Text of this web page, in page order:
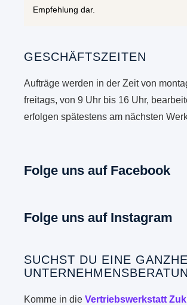
Empfehlung dar.
GESCHÄFTSZEITEN
Aufträge werden in der Zeit von
freitags, von 9 Uhr bis 16 Uhr,
erfolgen spätestens am nächsten
Folge uns auf Facebook
Folge uns auf Instagram
SUCHST DU EINE
Komme in dieVertriebswerkstatt